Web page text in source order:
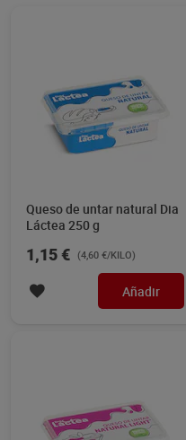
Queso de untar natural Dia
Láctea 250 g
1,15 € (4,60 €/KILO)
Añadir